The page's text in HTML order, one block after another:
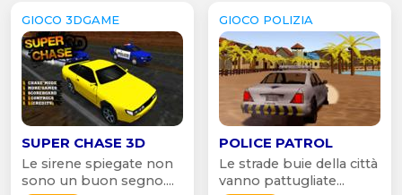
GIOCO 3DGAME
SUPER CHASE 3D
Le sirene spiegate non
sono un buon segno....
GIOCO POLIZIA
POLICE PATROL
Le strade buie della città
vanno pattugliate...